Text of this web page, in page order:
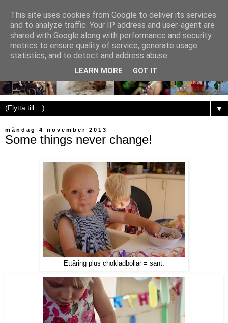
▼
måndag 4 november 2013
Some things never change!
Ettåring plus chokladbollar = sant.
This site uses cookies from Google to deliver its services
and to analyze traffic. Your IP address and user-agent are
shared with Google along with performance and security
metrics to ensure quality of service, generate usage
statistics, and to detect and address abuse.
LEARN MORE GOT IT